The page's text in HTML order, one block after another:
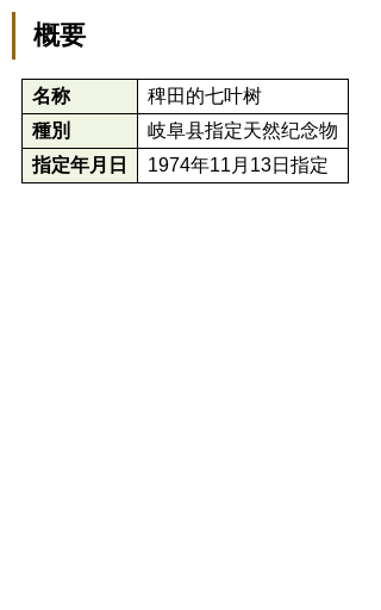
概要
名称
稗田的七叶树
種別
岐阜县指定天然纪念物
指定年月日
1974年11月13日指定